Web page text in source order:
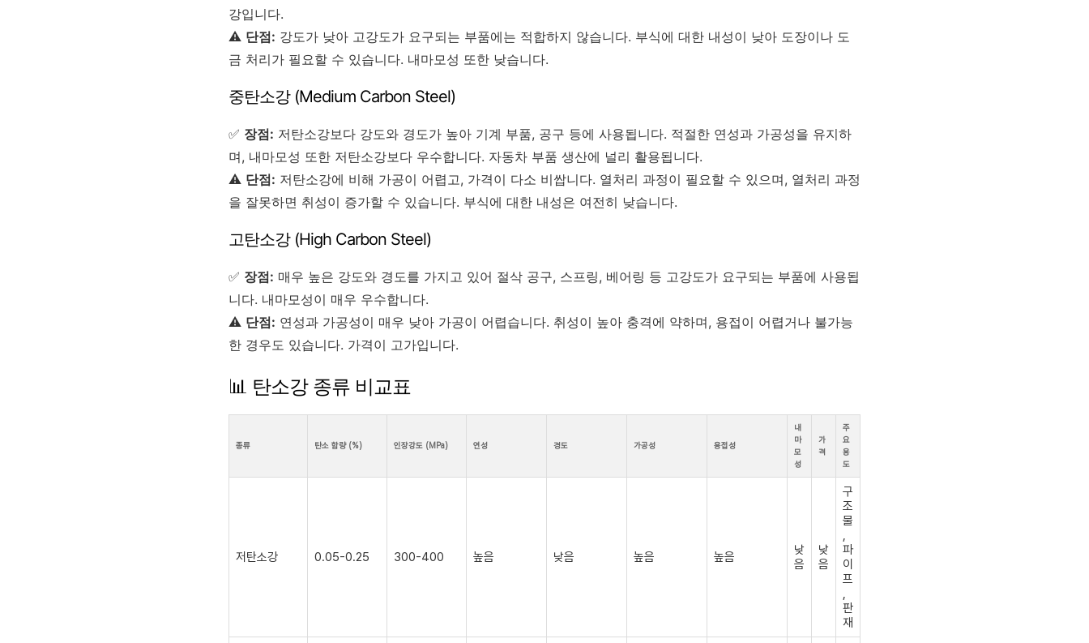
강입니다.
⚠️ 단점: 강도가 낮아 고강도가 요구되는 부품에는 적합하지 않습니다. 부식에 대한 내성이 낮아 도장이나 도
금 처리가 필요할 수 있습니다. 내마모성 또한 낮습니다.
중탄소강 (Medium Carbon Steel)
✅ 장점: 저탄소강보다 강도와 경도가 높아 기계 부품, 공구 등에 사용됩니다. 적절한 연성과 가공성을 유지하
며, 내마모성 또한 저탄소강보다 우수합니다. 자동차 부품 생산에 널리 활용됩니다.
⚠️ 단점: 저탄소강에 비해 가공이 어렵고, 가격이 다소 비쌉니다. 열처리 과정이 필요할 수 있으며, 열처리 과정
을 잘못하면 취성이 증가할 수 있습니다. 부식에 대한 내성은 여전히 낮습니다.
고탄소강 (High Carbon Steel)
✅ 장점: 매우 높은 강도와 경도를 가지고 있어 절삭 공구, 스프링, 베어링 등 고강도가 요구되는 부품에 사용됩
니다. 내마모성이 매우 우수합니다.
⚠️ 단점: 연성과 가공성이 매우 낮아 가공이 어렵습니다. 취성이 높아 충격에 약하며, 용접이 어렵거나 불가능
한 경우도 있습니다. 가격이 고가입니다.
📊 탄소강 종류 비교표
종류 탄소 함량 (%) 인장강도 (MPa) 연성 경도 가공성 용접성
내
마
모
성
가
격
주
요
용
도
저탄소강 0.05-0.25 300-400 높음 낮음 높음 높음
낮
음
낮
음
구
조
물
,
파
이
프
,
판
재